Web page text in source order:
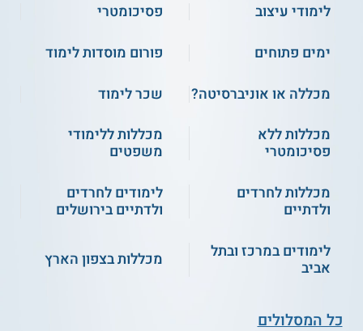
לימודי עיצוב
פסיכומטרי
ימים פתוחים
פורום מוסדות לימוד
מכללה או אוניברסיטה?
שכר לימוד
מכללות ללא
פסיכומטרי
מכללות ללימודי
משפטים
מכללות לחרדים
ולדתיים
לימודים לחרדים
ולדתיים בירושלים
לימודים במרכז ובתל
אביב
מכללות בצפון הארץ
כל המסלולים